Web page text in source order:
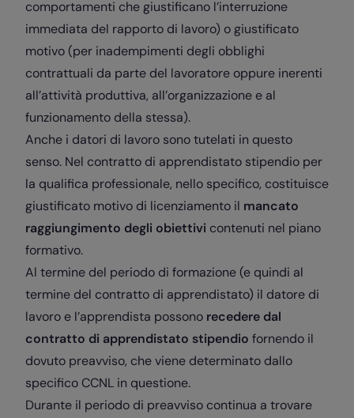
comportamenti che giustificano l’interruzione
immediata del rapporto di lavoro) ogiustificato
motivo (per inadempimenti degli obblighi
contrattuali da parte del lavoratore oppure inerenti
all’attività produttiva, all’organizzazione e al
funzionamento della stessa).
Anche i datori di lavoro sono tutelati in questo
senso. Nel contratto di apprendistato stipendio per
la qualifica professionale, nello specifico, costituisce
giustificato motivo di licenziamento il mancato
raggiungimento degli obiettivi contenuti nel piano
formativo.
Al termine del periodo di formazione (e quindi al
termine del contratto di apprendistato) il datore di
lavoro e l’apprendista possono recedere dal
contratto di apprendistato stipendio fornendo il
dovuto preavviso, che viene determinato dallo
specifico CCNL in questione.
Durante il periodo di preavviso continua a trovare